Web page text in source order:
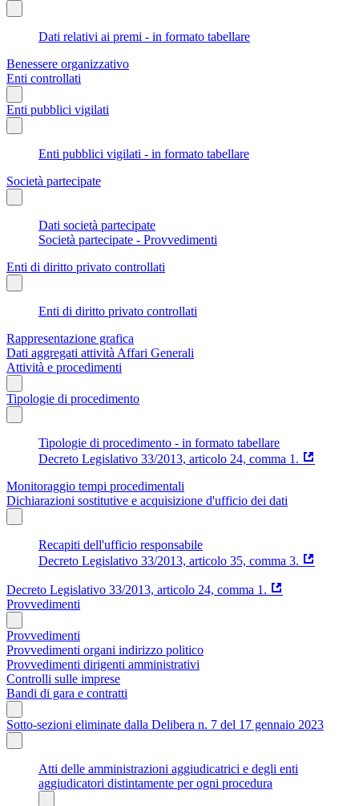
Dati relativi ai premi - in formato tabellare
Benessere organizzativo
Enti controllati
Enti pubblici vigilati
Enti pubblici vigilati - in formato tabellare
Società partecipate
Dati società partecipate
Società partecipate - Provvedimenti
Enti di diritto privato controllati
Enti di diritto privato controllati
Rappresentazione grafica
Dati aggregati attività Affari Generali
Attività e procedimenti
Tipologie di procedimento
Tipologie di procedimento - in formato tabellare
Decreto Legislativo 33/2013, articolo 24, comma 1.
Monitoraggio tempi procedimentali
Dichiarazioni sostitutive e acquisizione d'ufficio dei dati
Recapiti dell'ufficio responsabile
Decreto Legislativo 33/2013, articolo 35, comma 3.
Decreto Legislativo 33/2013, articolo 24, comma 1.
Provvedimenti
Provvedimenti
Provvedimenti organi indirizzo politico
Provvedimenti dirigenti amministrativi
Controlli sulle imprese
Bandi di gara e contratti
Sotto-sezioni eliminate dalla Delibera n. 7 del 17 gennaio 2023
Atti delle amministrazioni aggiudicatrici e degli enti
aggiudicatori distintamente per ogni procedura